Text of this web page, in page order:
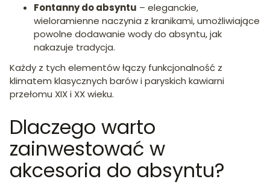
Fontanny do absyntu – eleganckie,
wieloramienne naczynia z kranikami, umożliwiające
powolne dodawanie wody do absyntu, jak
nakazuje tradycja.
Każdy z tych elementów łączy funkcjonalność z
klimatem klasycznych barów i paryskich kawiarni
przełomu XIX i XX wieku.
Dlaczego warto
zainwestować w
akcesoria do absyntu?